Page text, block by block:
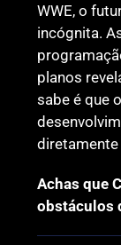
WWE, o
incógnita.
planos
sabe é que
Achas que
obstáculos